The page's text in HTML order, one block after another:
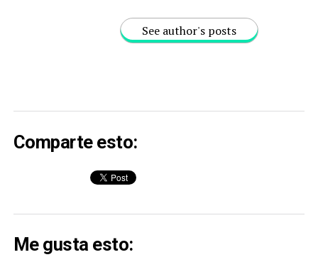
See author's posts
Comparte esto:
Me gusta esto: